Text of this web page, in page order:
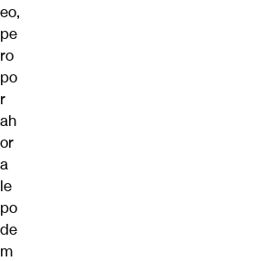
eo,
pe
ro
po
r
ah
or
a
le
po
de
m